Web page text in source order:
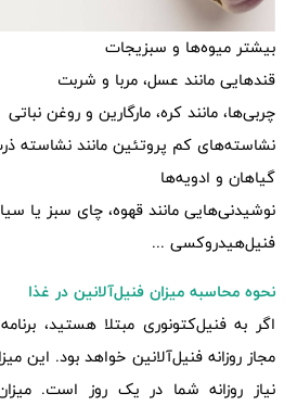
بیشتر میوه‌ها و سبزیجات
قندهایی مانند عسل، مربا و شربت
چربی‌ها، مانند کره، مارگارین و روغن نباتی
نشاسته‌های کم پروتئین مانند نشاسته
گیاهان و ادویه‌ها
نوشیدنی‌هایی مانند قهوه، چای سبز یا
فنیل‌هیدروکسی‌ ...
نحوه محاسبه میزان فنیل‌آلانین در غذا
اگر به فنیل‌کتونوری مبتلا هستید،
مجاز روزانه فنیل‌آلانین خواهد بود. این
نیاز روزانه شما در یک روز است. میزان